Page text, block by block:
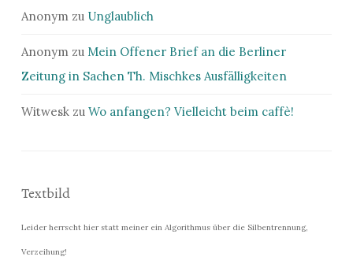
Anonym zu Unglaublich
Anonym zu Mein Offener Brief an die Berliner
Zeitung in Sachen Th. Mischkes Ausfälligkeiten
Witwesk zu Wo anfangen? Vielleicht beim caffè!
Textbild
Leider herrscht hier statt meiner ein Algorithmus über die Silbentrennung,
Verzeihung!